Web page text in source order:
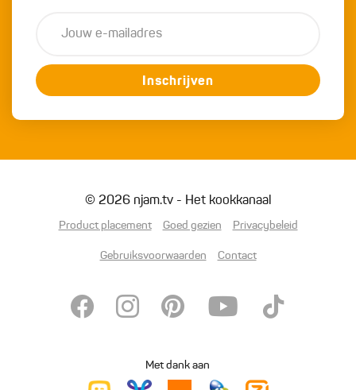
Inschrijven
© 2026 njam.tv - Het kookkanaal
Product placement Goed gezien Privacybeleid
Gebruiksvoorwaarden Contact
Met dank aan